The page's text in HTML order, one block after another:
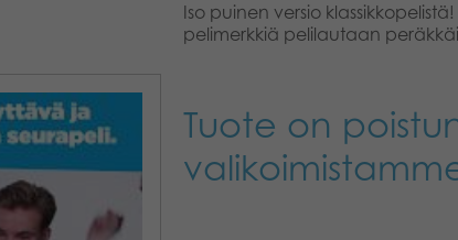
Iso puinen versio
pelimerkkiä pelilautaan
Tuote on